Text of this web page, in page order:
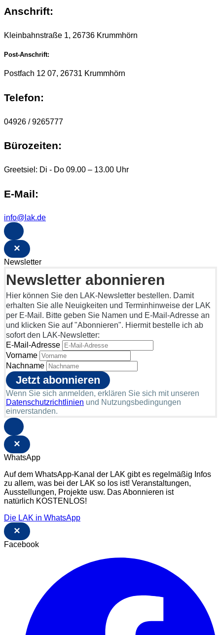
Anschrift:
Kleinbahnstraße 1, 26736 Krummhörn
Post-Anschrift:
Postfach 12 07, 26731 Krummhörn
Telefon:
04926 / 9265777
Bürozeiten:
Greetsiel: Di - Do 09.00 – 13.00 Uhr
E-Mail:
info@lak.de
×
Newsletter
Newsletter abonnieren
Hier können Sie den LAK-Newsletter bestellen. Damit
erhalten Sie alle Neuigkeiten und Terminhinweise der LAK
per E-Mail. Bitte geben Sie Namen und E-Mail-Adresse an
und klicken Sie auf "Abonnieren". Hiermit bestelle ich ab
sofort den LAK-Newsletter:
E-Mail-Adresse
Vorname
Nachname
Wenn Sie sich anmelden, erklären Sie sich mit unseren
Datenschutzrichtlinien und Nutzungsbedingungen
einverstanden.
×
WhatsApp
Auf dem WhatsApp-Kanal der LAK gibt es regelmäßig Infos
zu allem, was bei der LAK so los ist! Veranstaltungen,
Ausstellungen, Projekte usw. Das Abonnieren ist
natürlich KOSTENLOS!
Die LAK in WhatsApp
×
Facebook